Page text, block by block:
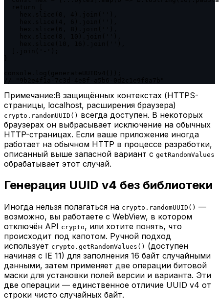
Примечание:В защищённых контекстах (HTTPS-
страницы, localhost, расширения браузера)
crypto.randomUUID() всегда доступен. В некоторых
браузерах он выбрасывает исключение на обычных
HTTP-страницах. Если ваше приложение иногда
работает на обычном HTTP в процессе разработки,
описанный выше запасной вариант с getRandomValues
обрабатывает этот случай.
Генерация UUID v4 без библиотеки
Иногда нельзя полагаться на crypto.randomUUID() —
возможно, вы работаете с WebView, в котором
отключён API crypto, или хотите понять, что
происходит под капотом. Ручной подход
использует crypto.getRandomValues() (доступен
начиная с IE 11) для заполнения 16 байт случайными
данными, затем применяет две операции битовой
маски для установки полей версии и варианта. Эти
две операции — единственное отличие UUID v4 от
строки чисто случайных байт.